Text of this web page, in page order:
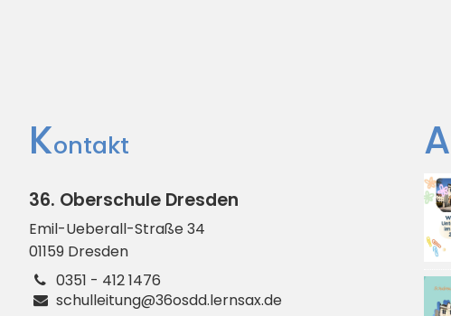
Kontakt
36. Oberschule Dresden
Emil-Ueberall-Straße34
01159 Dresden
0351 - 412 1476
schulleitung@36osdd.lernsax.de
A